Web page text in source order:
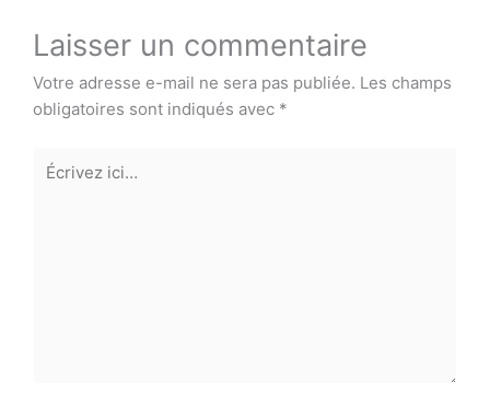
Laisser un commentaire
Votre adresse e-mail ne sera pas publiée. Les champs
obligatoires sont indiqués avec *
Écrivez
ici…